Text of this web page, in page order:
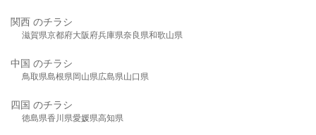
関西 のチラシ
滋賀県京都府大阪府兵庫県奈良県和歌山県
中国 のチラシ
鳥取県島根県岡山県広島県山口県
四国 のチラシ
徳島県香川県愛媛県高知県